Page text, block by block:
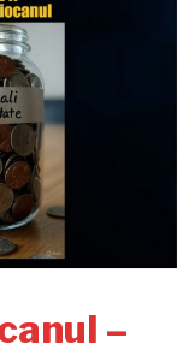
–